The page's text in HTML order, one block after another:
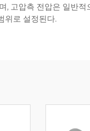
, 고압측 전압은 일반
위로 설정된다.